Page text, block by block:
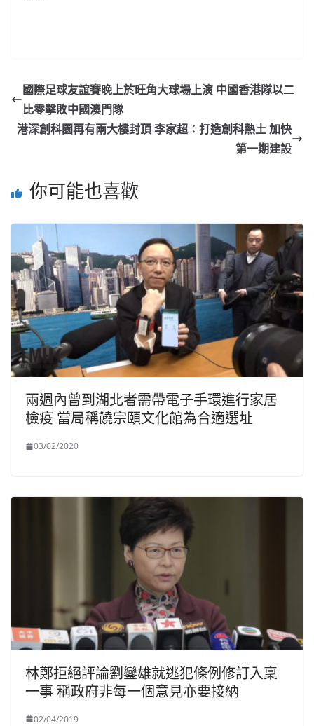
國際足球友誼賽晚上於旺角大球場上演 中國香港隊以二
比零擊敗中國澳門隊
港深創科園再有兩大樓封頂 李家超：打造創科熱土 加快
第一期建設
你可能也喜歡
兩週內曾到湖北者需帶電子手環進行家居
檢疫 當局稱饒宗頤文化館為合適選址
03/02/2020
林鄭拒絕評論劉鑾雄就逃犯條例修訂入稟
一事 稱政府非每一個意見亦要接納
02/04/2019